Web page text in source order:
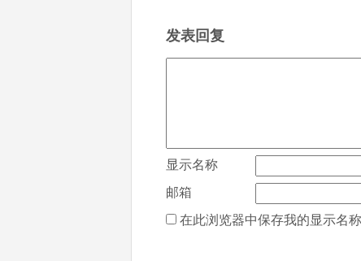
发表回复
显示名称
邮箱
在此浏览器中保存我的显示名